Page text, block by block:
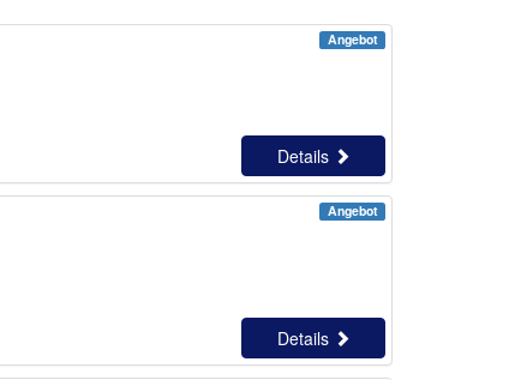
Angebot
Details
Angebot
Details